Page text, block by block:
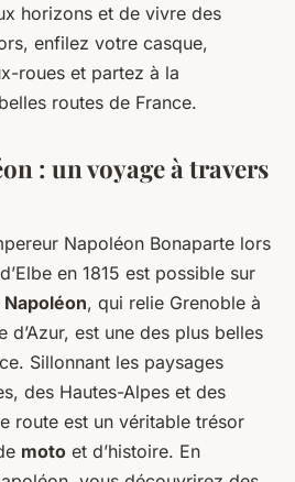
horizons et de vivre des
enfilez votre casque,
roues et partez à la
routes de France.
: un voyage à travers
Napoléon Bonaparte lors
en 1815 est possible sur
, qui relie Grenoble à
d’Azur, est une des plus belles
Sillonnant les paysages
des Hautes-Alpes et des
route est un véritable trésor
moto et d’histoire. En